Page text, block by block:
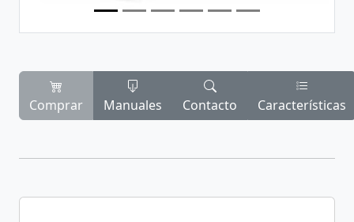
Comprar Manuales Contacto Características